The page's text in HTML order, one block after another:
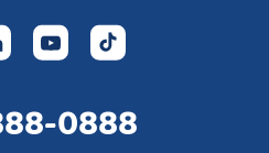
0888